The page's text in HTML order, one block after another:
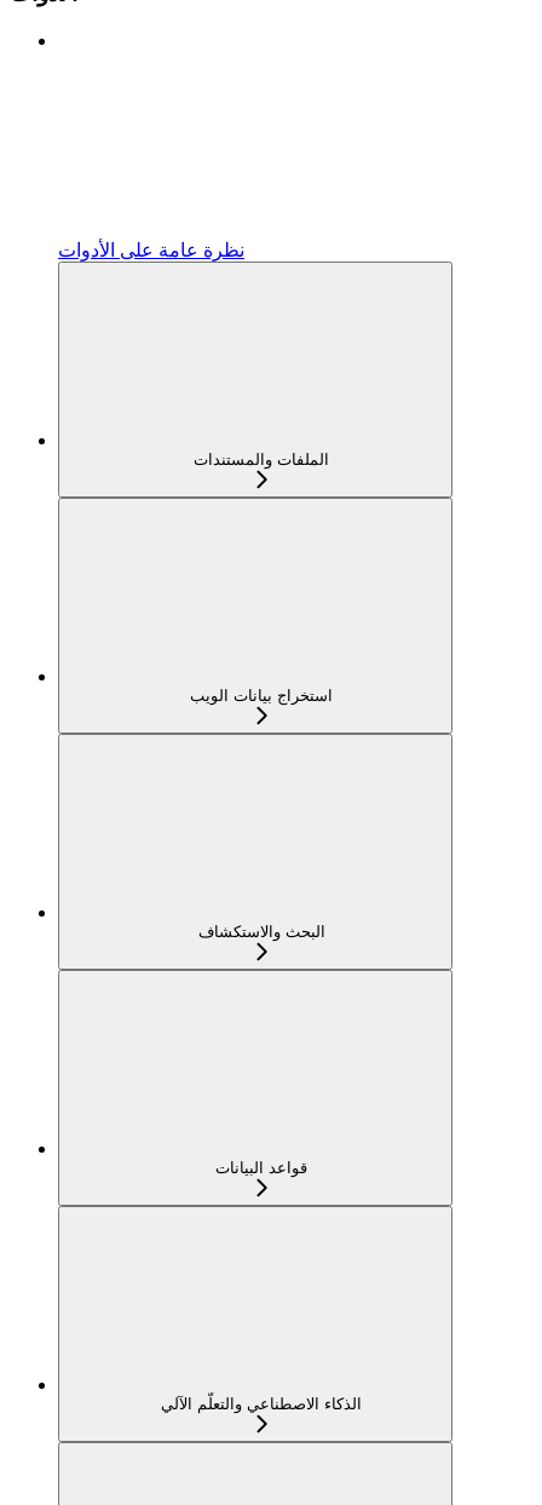
نظرة عامة على الأدوات
الملفات والمستندات
استخراج بيانات الويب
البحث والاستكشاف
قواعد البيانات
الذكاء الاصطناعي والتعلّم الآلي